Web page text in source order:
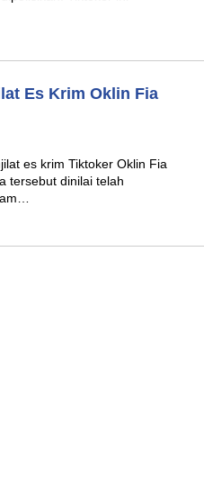
Es Krim Oklin Fia
es krim Tiktoker Oklin Fia
tersebut dinilai telah